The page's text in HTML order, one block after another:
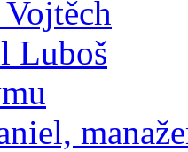
Luboš